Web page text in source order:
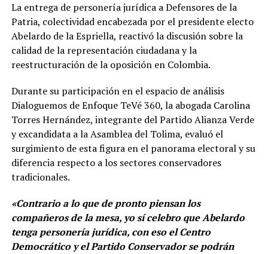
La entrega de personería jurídica a Defensores de la
Patria, colectividad encabezada por el presidente electo
Abelardo de la Espriella, reactivó la discusión sobre la
calidad de la representación ciudadana y la
reestructuración de la oposición en Colombia.
Durante su participación en el espacio de análisis
Dialoguemos de Enfoque TeVé 360, la abogada Carolina
Torres Hernández, integrante del Partido Alianza Verde
y excandidata a la Asamblea del Tolima, evaluó el
surgimiento de esta figura en el panorama electoral y su
diferencia respecto a los sectores conservadores
tradicionales.
«Contrario a lo que de pronto piensan los
compañeros de la mesa, yo sí celebro que Abelardo
tenga personería jurídica, con eso el Centro
Democrático y el Partido Conservador se podrán